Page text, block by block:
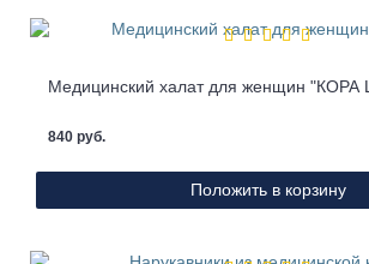
Медицинский халат для женщин "КОРА
840 руб.
Положить в корзину